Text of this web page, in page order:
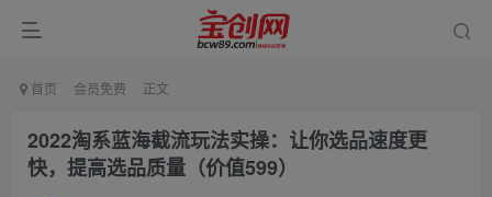
首页 会员免费 正文
2022淘系蓝海截流玩法实操：让你选品速度更
快，提高选品质量（价值599）